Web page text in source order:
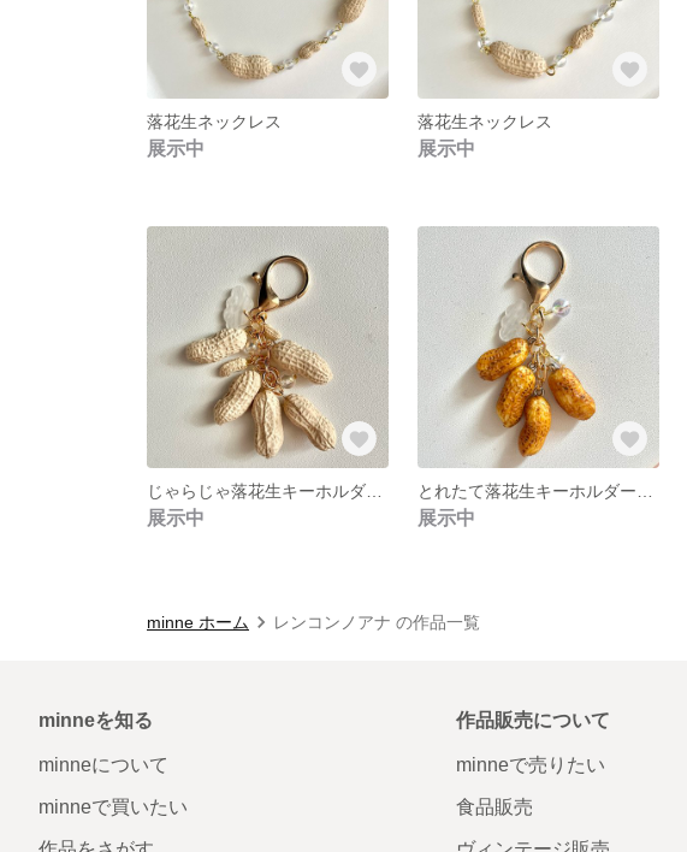
落花生ネックレス
展示中
落花生ネックレス
展示中
展示中 展示中
minne ホーム レンコンノアナ の作品一覧
minneを知る
minneについて
minneで買いたい
作品販売について
minneで売りたい
食品販売